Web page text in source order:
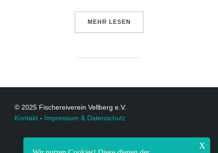
MEHR LESEN
© 2025 Fischereiverein Vellberg e.V.
Kontakt - Impressum & Datenschutz
x